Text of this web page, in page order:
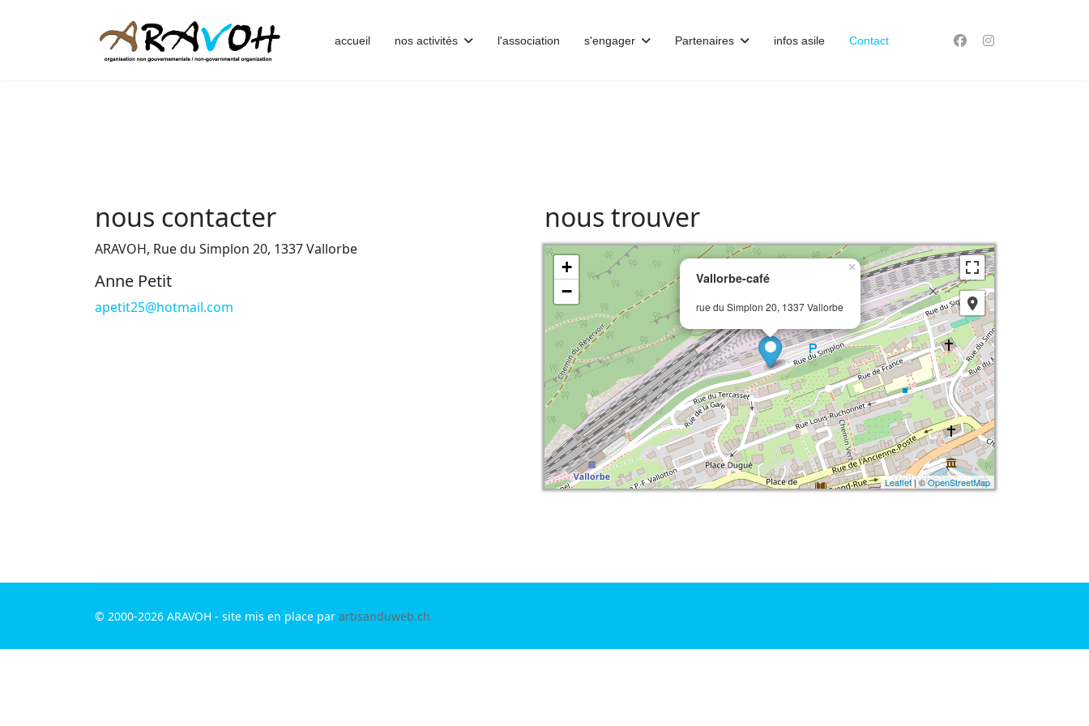
accueil nos activités l'association s'engager Partenaires infos asile Contact
nous contacter
ARAVOH, Rue du Simplon 20, 1337 Vallorbe
Anne Petit
apetit25@hotmail.com
nous trouver
Vallorbe-café
rue du Simplon 20, 1337 Vallorbe
×
+
−
Leaflet| ©OpenStreetMap
© 2000-2026 ARAVOH - site mis en place par artisanduweb.ch